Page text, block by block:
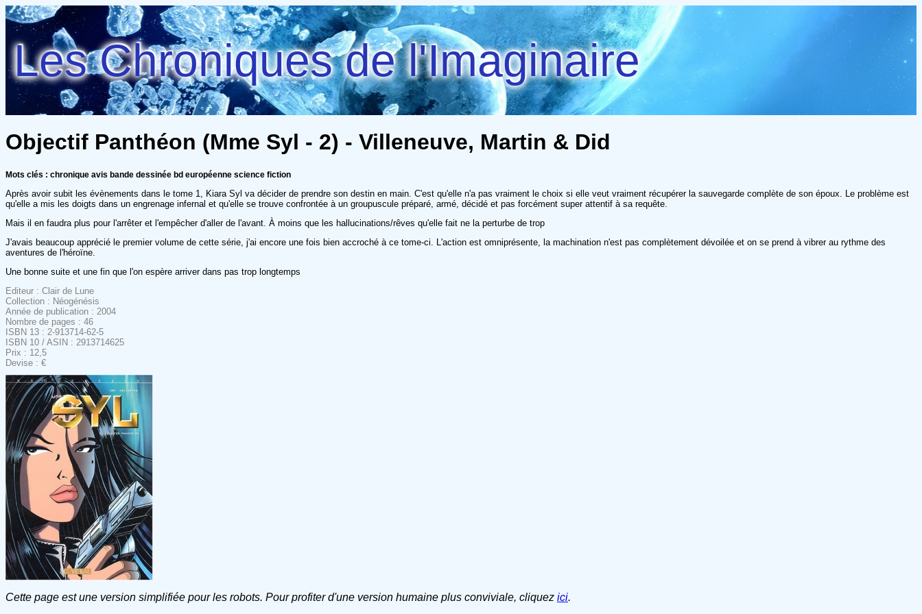
Les Chroniques de l'Imaginaire
Objectif Panthéon (Mme Syl - 2) - Villeneuve, Martin & Did
Mots clés : chronique avis bande dessinée bd européenne science fiction
Après avoir subit les évènements dans le tome 1, Kiara Syl va décider de prendre son destin en main. C'est qu'elle n'a pas vraiment le choix si elle veut vraiment récupérer la sauvegarde complète de son époux. Le problème est
qu'elle a mis les doigts dans un engrenage infernal et qu'elle se trouve confrontée à un groupuscule préparé, armé, décidé et pas forcément super attentif à sa requête.
Mais il en faudra plus pour l'arrêter et l'empêcher d'aller de l'avant. À moins que les hallucinations/rêves qu'elle fait ne la perturbe de trop
J'avais beaucoup apprécié le premier volume de cette série, j'ai encore une fois bien accroché à ce tome-ci. L'action est omniprésente, la machination n'est pas complètement dévoilée et on se prend à vibrer au rythme des
aventures de l'héroïne.
Une bonne suite et une fin que l'on espère arriver dans pas trop longtemps
Editeur : Clair de Lune
Collection : Néogénésis
Année de publication : 2004
Nombre de pages : 46
ISBN 13 : 2-913714-62-5
ISBN 10 / ASIN : 2913714625
Prix : 12,5
Devise : €
Cette page est une version simplifiée pour les robots. Pour profiter d'une version humaine plus conviviale, cliquez ici.